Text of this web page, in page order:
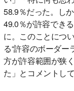
58.9％だった。し
49.0％が許容でき
に。このことにつ
る“許容のボーダ
方が許容範囲が狭
た」とコメントして